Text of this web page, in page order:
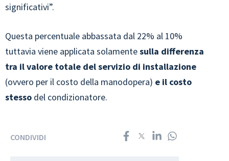
significativi”.
Questa percentuale abbassata dal 22% al 10%
tuttavia viene applicata solamentesulla differenza
tra il valore totale del servizio di installazione
(ovvero per il costo della manodopera) e il costo
stesso del condizionatore.
CONDIVIDI